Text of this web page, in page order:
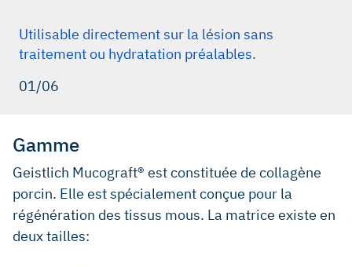
Utilisable directement sur la lésion sans
traitement ou hydratation préalables.
01/06
Gamme
Geistlich Mucograft® est constituée de collagène
porcin. Elle est spécialement conçue pour la
régénération des tissus mous. La matrice existe en
deux tailles: